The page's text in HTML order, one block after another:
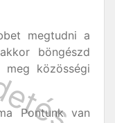
megtudni a
böngészd
meg közösségi
Pontunk van